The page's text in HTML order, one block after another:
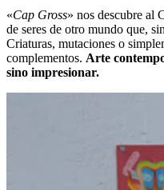
«Cap Gross» nos descubre al
de seres de otro mundo que,
Criaturas, mutaciones o
complementos. Arte
sino impresionar.